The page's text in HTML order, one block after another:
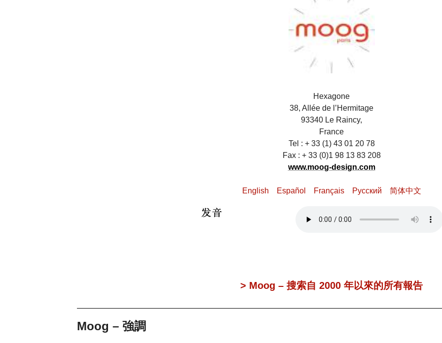
Hexagone
38, Allée de l’Hermitage
93340 Le Raincy,
France
Tel : + 33 (1) 43 01 20 78
Fax : + 33 (0)1 98 13 83 208
www.moog-design.com
English Español Français Pусский 简体中文
> Moog – 搜索自 2000 年以來的所有報告
Moog – 強調